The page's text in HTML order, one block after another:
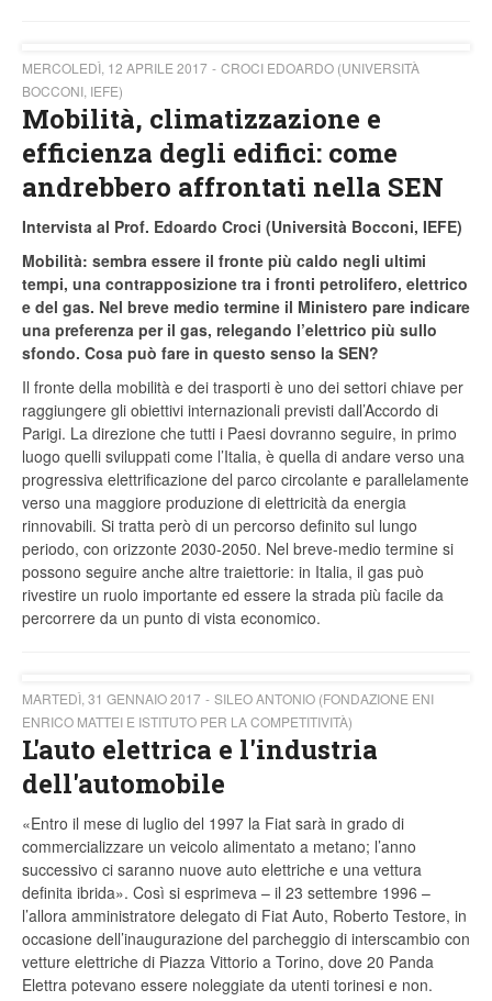
MERCOLEDÌ, 12 APRILE 2017
CROCI EDOARDO (UNIVERSITÀ
BOCCONI, IEFE)
Mobilità, climatizzazione e
efficienza degli edifici: come
andrebbero affrontati nella SEN
Intervista al Prof. Edoardo Croci (Università Bocconi, IEFE)
Mobilità: sembra essere il fronte più caldo negli ultimi
tempi, una contrapposizione tra i fronti petrolifero, elettrico
e del gas. Nel breve medio termine il Ministero pare indicare
una preferenza per il gas, relegando l’elettrico più sullo
sfondo. Cosa può fare in questo senso la SEN?
Il fronte della mobilità e dei trasporti è uno dei settori chiave per
raggiungere gli obiettivi internazionali previsti dall’Accordo di
Parigi. La direzione che tutti i Paesi dovranno seguire, in primo
luogo quelli sviluppati come l’Italia, è quella di andare verso una
progressiva elettrificazione del parco circolante e parallelamente
verso una maggiore produzione di elettricità da energia
rinnovabili. Si tratta però di un percorso definito sul lungo
periodo, con orizzonte 2030-2050. Nel breve-medio termine si
possono seguire anche altre traiettorie: in Italia, il gas può
rivestire un ruolo importante ed essere la strada più facile da
percorrere da un punto di vista economico.
MARTEDÌ, 31 GENNAIO 2017
SILEO ANTONIO (FONDAZIONE ENI
ENRICO MATTEI E ISTITUTO PER LA COMPETITIVITÀ)
L'auto elettrica e l'industria
dell'automobile
«Entro il mese di luglio del 1997 la Fiat sarà in grado di
commercializzare un veicolo alimentato a metano; l’anno
successivo ci saranno nuove auto elettriche e una vettura
definita ibrida». Così si esprimeva – il 23 settembre 1996 –
l’allora amministratore delegato di Fiat Auto, Roberto Testore, in
occasione dell’inaugurazione del parcheggio di interscambio con
vetture elettriche di Piazza Vittorio a Torino, dove 20 Panda
Elettra potevano essere noleggiate da utenti torinesi e non.